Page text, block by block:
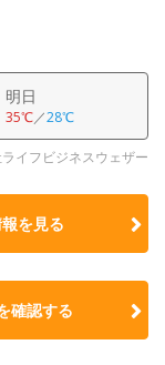
明日
35℃／28℃
イフビジネスウェザー
を見る
確認する